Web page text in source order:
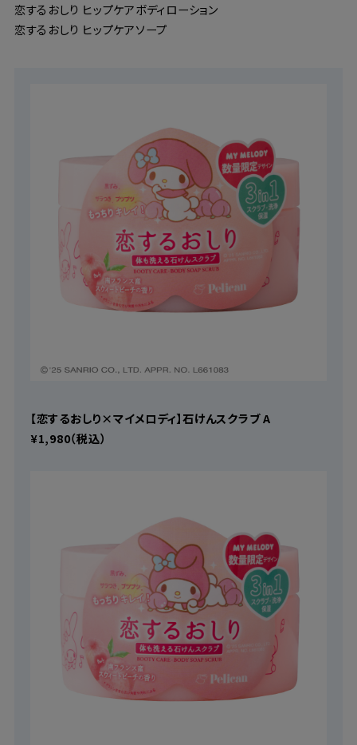
恋するおしり ヒップケアボディローション
恋するおしり ヒップケアソープ
【恋するおしり×マイメロディ】石けんスクラブ A
¥1,980（税込）